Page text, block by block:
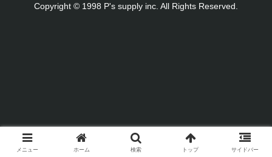
Copyright © 1998 P's supply inc. All Rights Reserved.
メニュー ホーム 検索 トップ サイドバー